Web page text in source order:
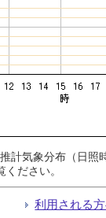
計気象分布（日
ください。
利用される